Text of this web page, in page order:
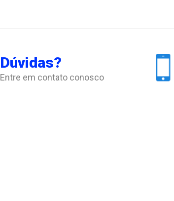
Dúvidas?
Entre em contato conosco